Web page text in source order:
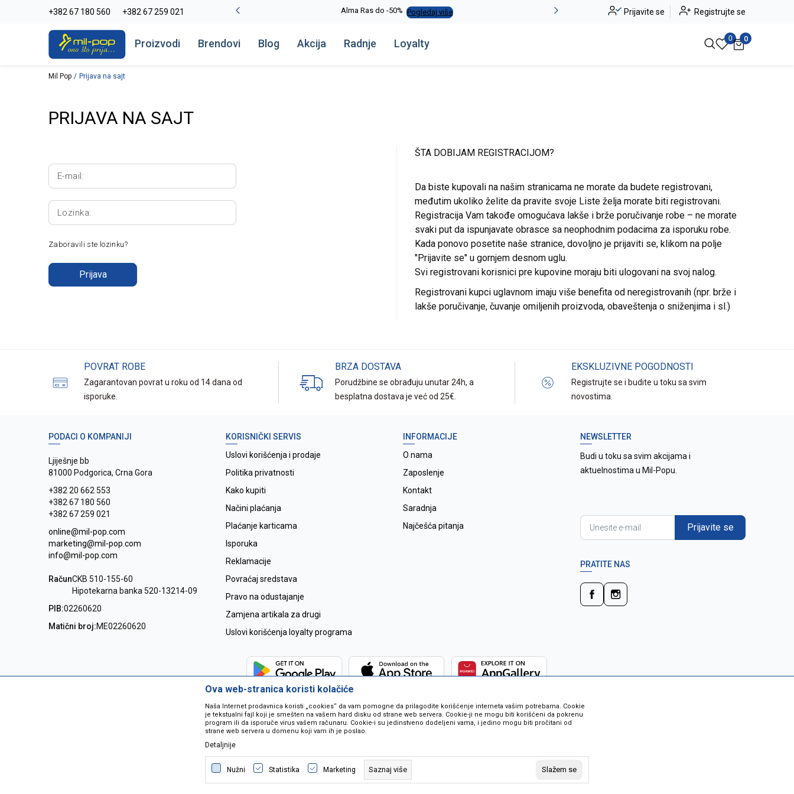
+382 67 180 560 +382 67 259 021
La Plage peškiri do -30% Pogledaj više Alma Ras do -50% Pogledaj više Novo u ponudi - Jadea Pogledaj više
Prijavite se Registrujte se
Proizvodi Brendovi Blog Akcija Radnje Loyalty 0 0
Mil Pop Prijava na sajt
PRIJAVA NA SAJT
E-mail:
Lozinka:
Zaboravili ste lozinku?
Prijava
ŠTA DOBIJAM REGISTRACIJOM?
Da biste kupovali na našim stranicama ne morate da budete registrovani,
međutim ukoliko želite da pravite svoje Liste želja morate biti registrovani.
Registracija Vam takođe omogućava lakše i brže poručivanje robe – ne morate
svaki put da ispunjavate obrasce sa neophodnim podacima za isporuku robe.
Kada ponovo posetite naše stranice, dovoljno je prijaviti se, klikom na polje
"Prijavite se" u gornjem desnom uglu.
Svi registrovani korisnici pre kupovine moraju biti ulogovani na svoj nalog.
Registrovani kupci uglavnom imaju više benefita od neregistrovanih (npr. brže i
lakše poručivanje, čuvanje omiljenih proizvoda, obaveštenja o sniženjima i sl.)
POVRAT ROBE
Zagarantovan povrat u roku od 14 dana od
isporuke.
BRZA DOSTAVA
Porudžbine se obrađuju unutar 24h, a
besplatna dostava je već od 25€.
EKSKLUZIVNE POGODNOSTI
Registrujte se i budite u toku sa svim
novostima.
PODACI O KOMPANIJI
Ljiješnje bb
81000 Podgorica, Crna Gora
+382 20 662 553
+382 67 180 560
+382 67 259 021
online@mil-pop.com
marketing@mil-pop.com
info@mil-pop.com
RačunCKB 510-155-60
Hipotekarna banka 520-13214-09
PIB:02260620
Matični broj:ME02260620
KORISNIČKI SERVIS
Uslovi korišćenja i prodaje
Politika privatnosti
Kako kupiti
Načini plaćanja
Plaćanje karticama
Isporuka
Reklamacije
Povraćaj sredstava
Pravo na odustajanje
Zamjena artikala za drugi
Uslovi korišćenja loyalty programa
INFORMACIJE
O nama
Zaposlenje
Kontakt
Saradnja
Najčešća pitanja
NEWSLETTER
Budi u toku sa svim akcijama i
aktuelnostima u Mil-Popu.
Prijavite se
PRATITE NAS
Nastojimo da budemo što precizniji u opisu proizvoda, prikazu slika i samih cijena ali ne možemo garantovati da su sve informacije kompletne i bez
grešaka. Svi artikli na sajtu su dio naše ponude i ne podrazumjeva se da su dostupni u svakom trenutku. Raspoloživost robe možete provjeriti besplatnim
pozivom na broj 067259021.
©2026www.mil-pop.com, IzradaNB SOFT. Sva prava zadržana.
Ova web-stranica koristi kolačiće
Naša Internet prodavnica koristi „cookies“ da vam pomogne da prilagodite korišćenje interneta vašim potrebama. Cookie
je tekstualni fajl koji je smešten na vašem hard disku od strane web servera. Cookie-ji ne mogu biti korišćeni da pokrenu
program ili da isporuče virus vašem računaru. Cookie-i su jedinstveno dodeljeni vama, i jedino mogu biti pročitani od
strane web servera u domenu koji vam ih je poslao.
Detaljnije
Nužni Statistika Marketing Saznaj više Slažem se